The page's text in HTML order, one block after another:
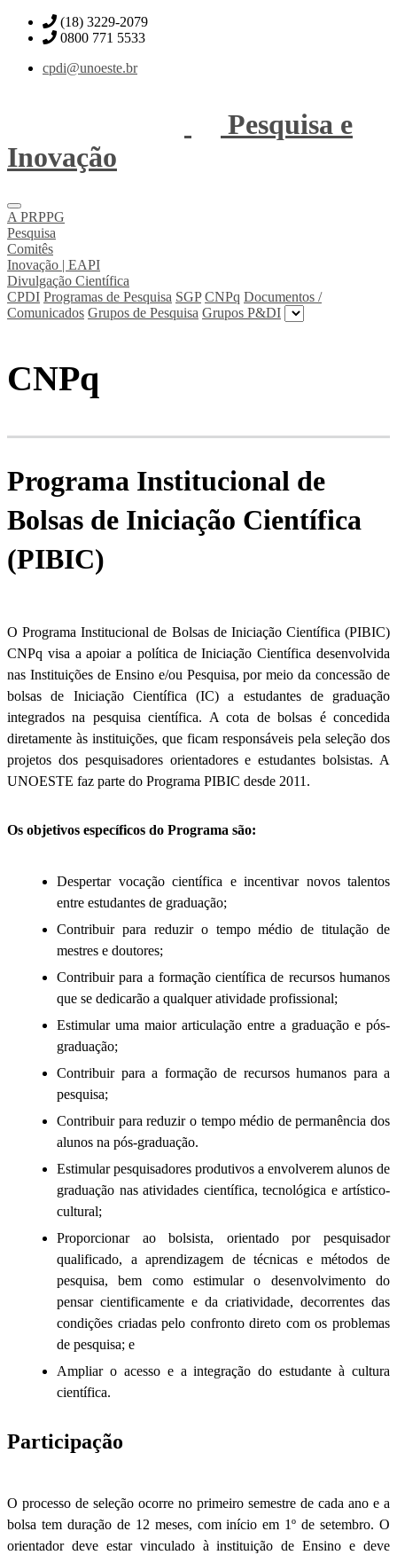
(18) 3229-2079
0800 771 5533
cpdi@unoeste.br
Pesquisa e
Inovação
A PRPPG
Pesquisa
Comitês
Inovação | EAPI
Divulgação Científica
CPDI Programas de Pesquisa SGP CNPq Documentos /
Comunicados Grupos de Pesquisa Grupos P&DI
CNPq
Programa Institucional de
Bolsas de Iniciação Científica
(PIBIC)
O Programa Institucional de Bolsas de Iniciação Científica (PIBIC)
CNPq visa a apoiar a política de Iniciação Científica desenvolvida
nas Instituições de Ensino e/ou Pesquisa, por meio da concessão de
bolsas de Iniciação Científica (IC) a estudantes de graduação
integrados na pesquisa científica. A cota de bolsas é concedida
diretamente às instituições, que ficam responsáveis pela seleção dos
projetos dos pesquisadores orientadores e estudantes bolsistas. A
UNOESTE faz parte do Programa PIBIC desde 2011.
Os objetivos específicos do Programa são:
Despertar vocação científica e incentivar novos talentos
entre estudantes de graduação;
Contribuir para reduzir o tempo médio de titulação de
mestres e doutores;
Contribuir para a formação científica de recursos humanos
que se dedicarão a qualquer atividade profissional;
Estimular uma maior articulação entre a graduação e pós-
graduação;
Contribuir para a formação de recursos humanos para a
pesquisa;
Contribuir para reduzir o tempo médio de permanência dos
alunos na pós-graduação.
Estimular pesquisadores produtivos a envolverem alunos de
graduação nas atividades científica, tecnológica e artístico-
cultural;
Proporcionar ao bolsista, orientado por pesquisador
qualificado, a aprendizagem de técnicas e métodos de
pesquisa, bem como estimular o desenvolvimento do
pensar cientificamente e da criatividade, decorrentes das
condições criadas pelo confronto direto com os problemas
de pesquisa; e
Ampliar o acesso e a integração do estudante à cultura
científica.
Participação
O processo de seleção ocorre no primeiro semestre de cada ano e a
bolsa tem duração de 12 meses, com início em 1º de setembro. O
orientador deve estar vinculado à instituição de Ensino e deve